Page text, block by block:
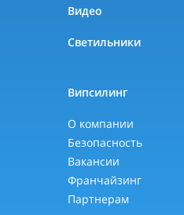
Видео
Светильники
Випсилинг
О компании
Безопасность
Вакансии
Франчайзинг
Партнерам